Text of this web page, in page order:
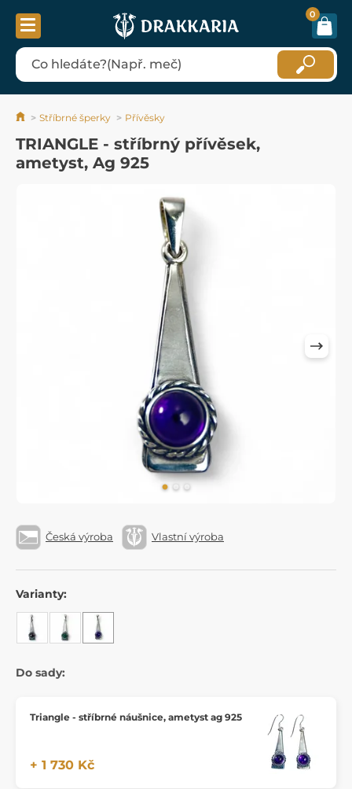
0
Stříbrné šperky Přívěsky
TRIANGLE - stříbrný přívěsek,
ametyst, Ag 925
Česká výroba Vlastní výroba
Varianty:
Do sady:
Triangle - stříbrné náušnice, ametyst ag 925
+ 1 730 Kč